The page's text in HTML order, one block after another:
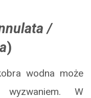
/
)
wodna może
W